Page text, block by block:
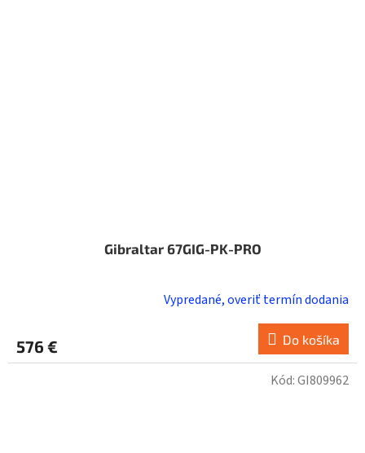
Gibraltar 67GIG-PK-PRO
Vypredané, overiť termín dodania
576 € Do košíka
Kód:GI809962